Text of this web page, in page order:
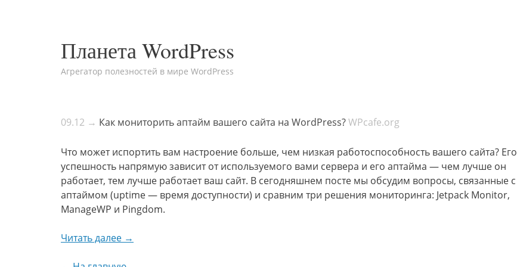
Планета WordPress
Агрегатор полезностей в мире WordPress
09.12 → Как мониторить аптайм вашего сайта на WordPress?WPcafe.org
Что может испортить вам настроение больше, чем низкая работоспособность вашего сайта? Его
успешность напрямую зависит от используемого вами сервера и его аптайма — чем лучше он
работает, тем лучше работает ваш сайт. В сегодняшнем посте мы обсудим вопросы, связанные с
аптаймом (uptime — время доступности) и сравним три решения мониторинга: Jetpack Monitor,
ManageWP и Pingdom.
Читать далее →